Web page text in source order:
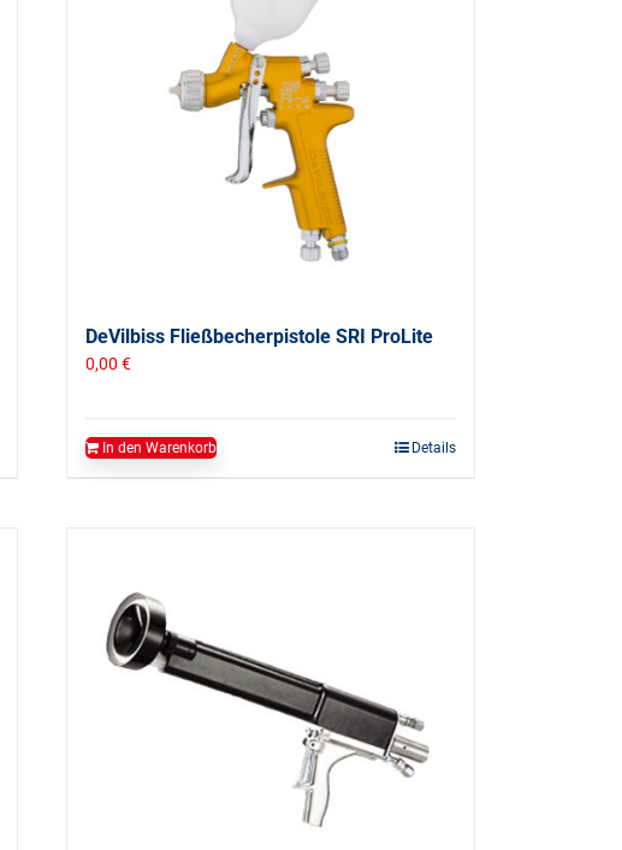
DeVilbiss Fließbecherpistole SRI ProLite
0,00 €
In den Warenkorb Details